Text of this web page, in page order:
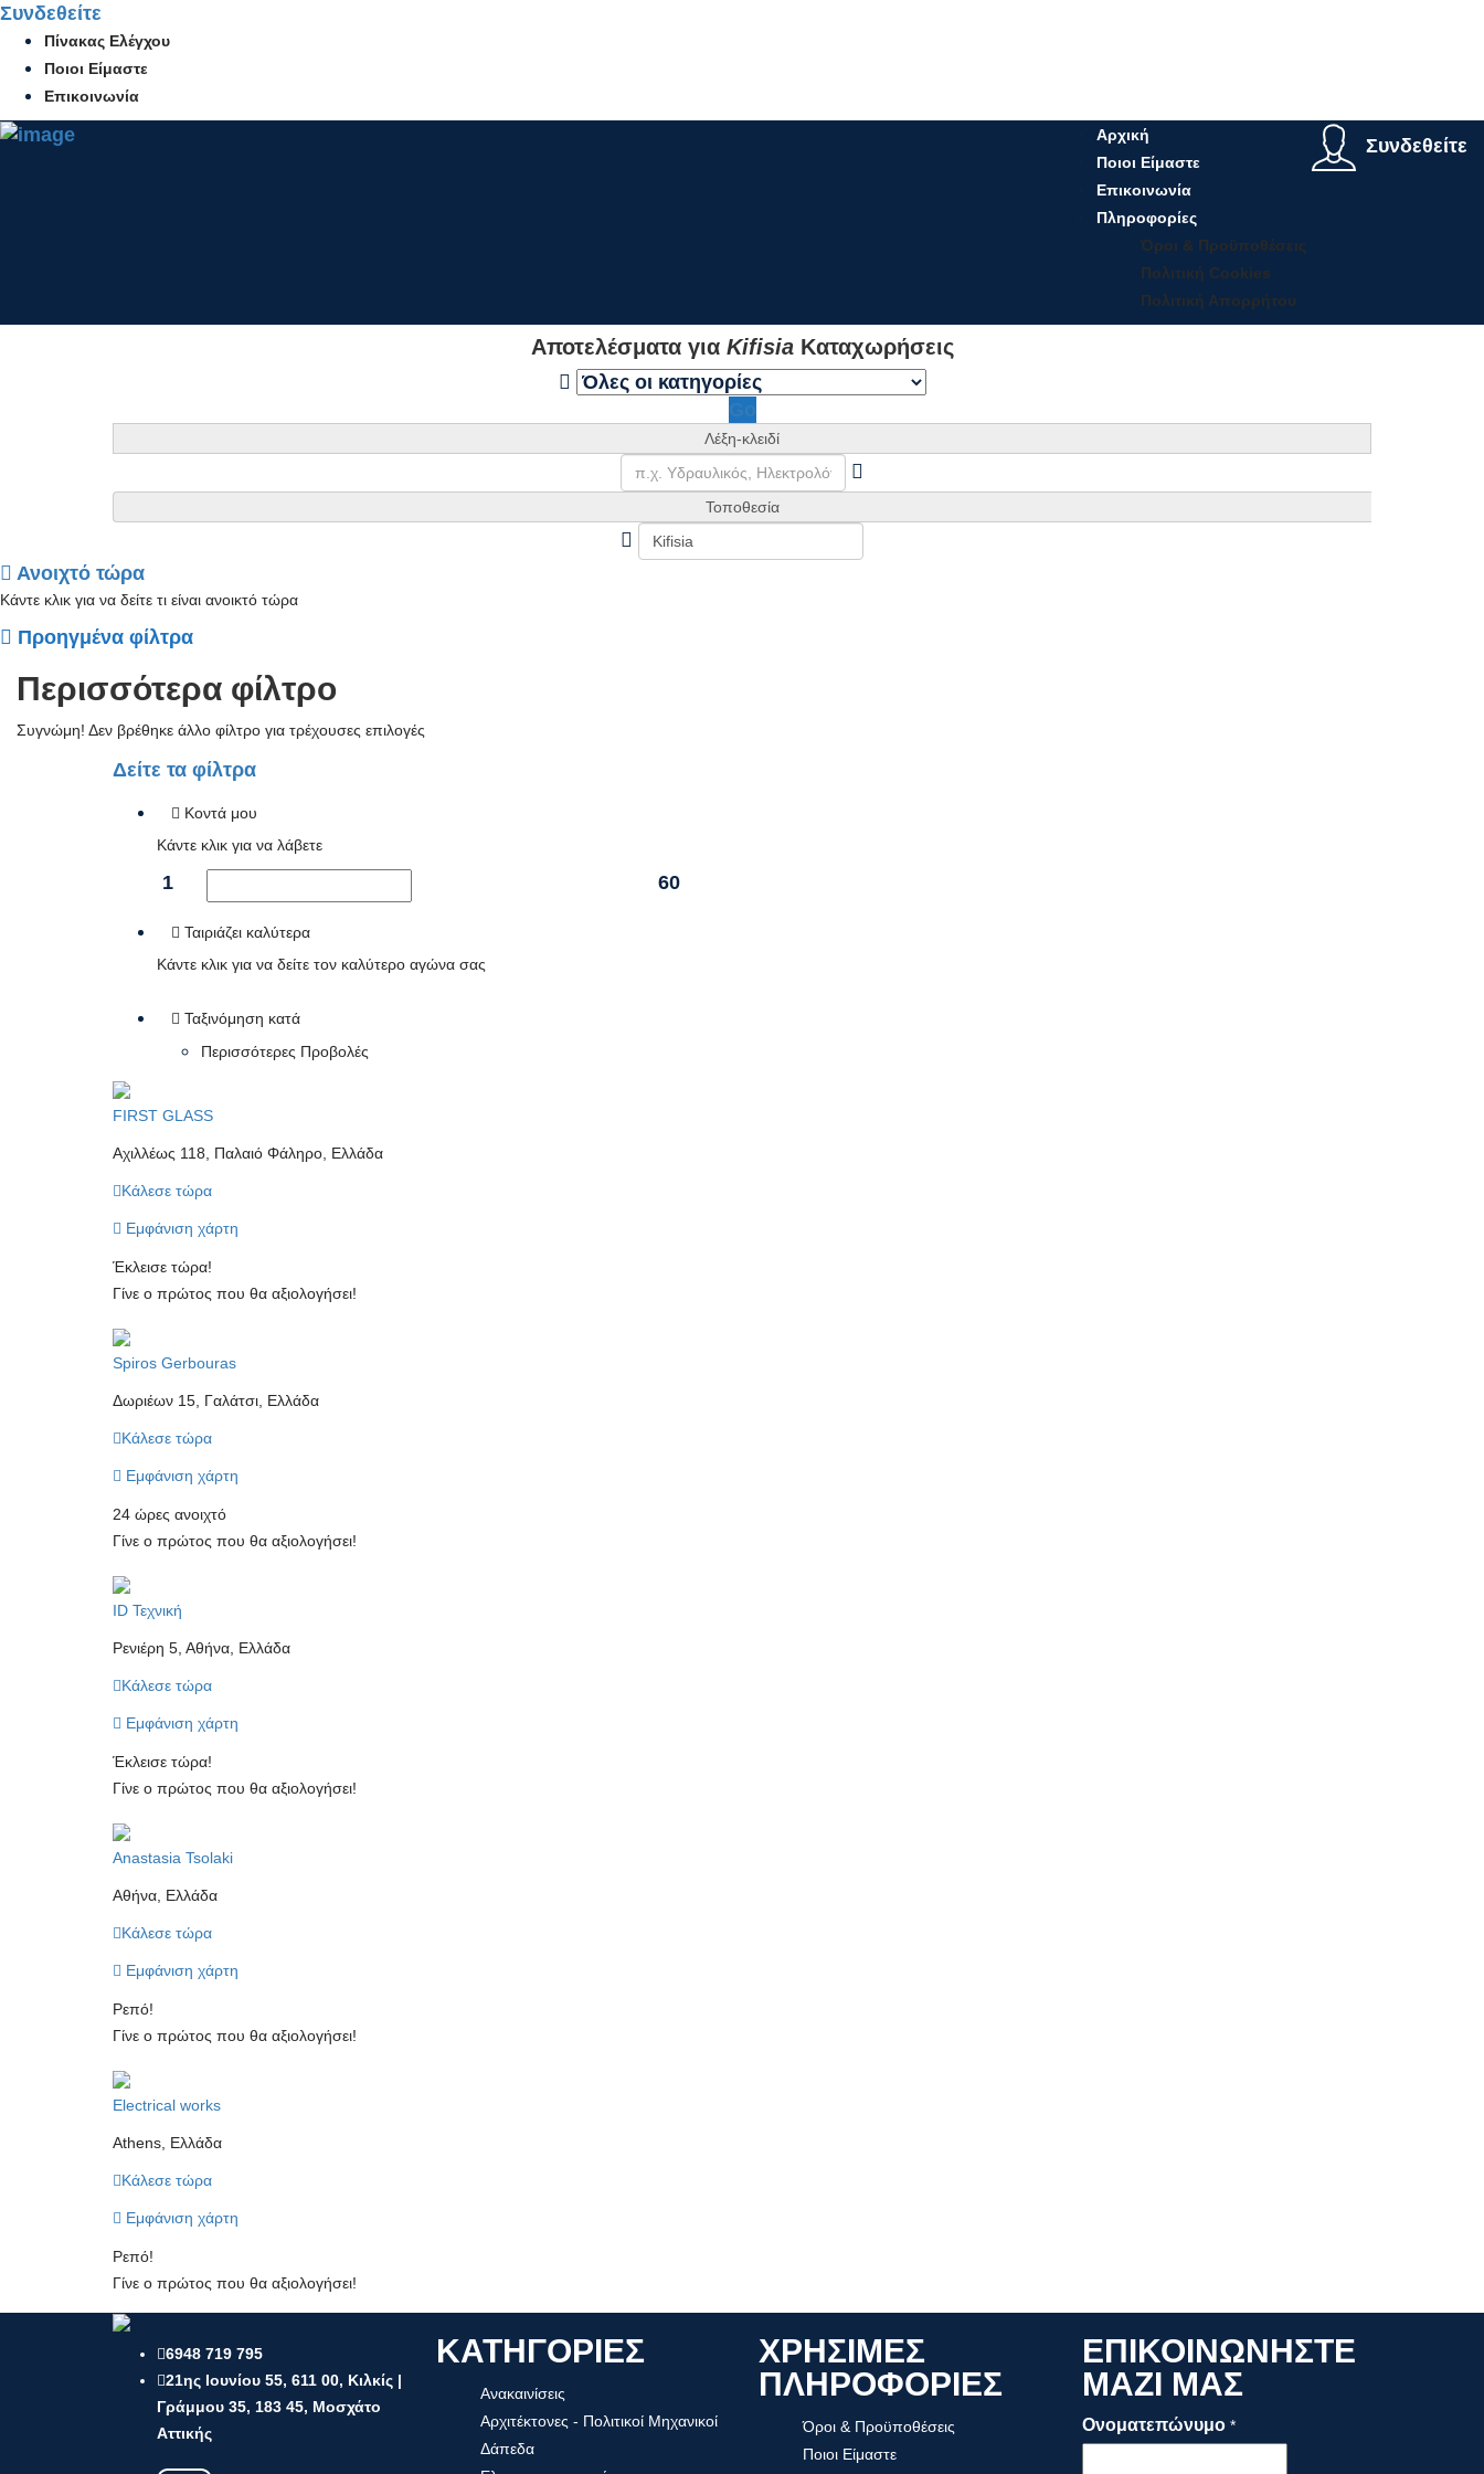
Συνδεθείτε
Πίνακας Ελέγχου
Ποιοι Είμαστε
Επικοινωνία
Συνδεθείτε
Αρχική
Ποιοι Είμαστε
Επικοινωνία
Πληροφορίες
Όροι & Προϋποθέσεις
Πολιτική Cookies
Πολιτική Απορρήτου
Αποτελέσματα για KifisiaΚαταχωρήσεις
Λέξη-κλειδί
Τοποθεσία
Ανοιχτό τώρα
Κάντε κλικ για να δείτε τι είναι ανοικτό τώρα
Προηγμένα φίλτρα
Περισσότερα φίλτρο
Συγνώμη! Δεν βρέθηκε άλλο φίλτρο για τρέχουσες επιλογές
Δείτε τα φίλτρα
Κοντά μου
Κάντε κλικ για να λάβετε
1 60
Ταιριάζει καλύτερα
Κάντε κλικ για να δείτε τον καλύτερο αγώνα σας
Ταξινόμηση κατά
Περισσότερες Προβολές
FIRST GLASS
Αχιλλέως 118, Παλαιό Φάληρο, Ελλάδα
Κάλεσε τώρα
Εμφάνιση χάρτη
Έκλεισε τώρα!
Γίνε ο πρώτος που θα αξιολογήσει!
Spiros Gerbouras
Δωριέων 15, Γαλάτσι, Ελλάδα
Κάλεσε τώρα
Εμφάνιση χάρτη
24 ώρες ανοιχτό
Γίνε ο πρώτος που θα αξιολογήσει!
ID Τεχνική
Ρενιέρη 5, Αθήνα, Ελλάδα
Κάλεσε τώρα
Εμφάνιση χάρτη
Έκλεισε τώρα!
Γίνε ο πρώτος που θα αξιολογήσει!
Anastasia Tsolaki
Αθήνα, Ελλάδα
Κάλεσε τώρα
Εμφάνιση χάρτη
Ρεπό!
Γίνε ο πρώτος που θα αξιολογήσει!
Electrical works
Athens, Ελλάδα
Κάλεσε τώρα
Εμφάνιση χάρτη
Ρεπό!
Γίνε ο πρώτος που θα αξιολογήσει!
6948 719 795
21ης Ιουνίου 55, 611 00, Κιλκίς |
Γράμμου 35, 183 45, Μοσχάτο
Αττικής
ΚΑΤΗΓΟΡΙΕΣ
Ανακαινίσεις
Αρχιτέκτονες - Πολιτικοί Μηχανικοί
Δάπεδα
ΧΡΗΣΙΜΕΣ
ΠΛΗΡΟΦΟΡΙΕΣ
Όροι & Προϋποθέσεις
Ποιοι Είμαστε
ΕΠΙΚΟΙΝΩΝΗΣΤΕ
ΜΑΖΙ ΜΑΣ
Ονοματεπώνυμο *